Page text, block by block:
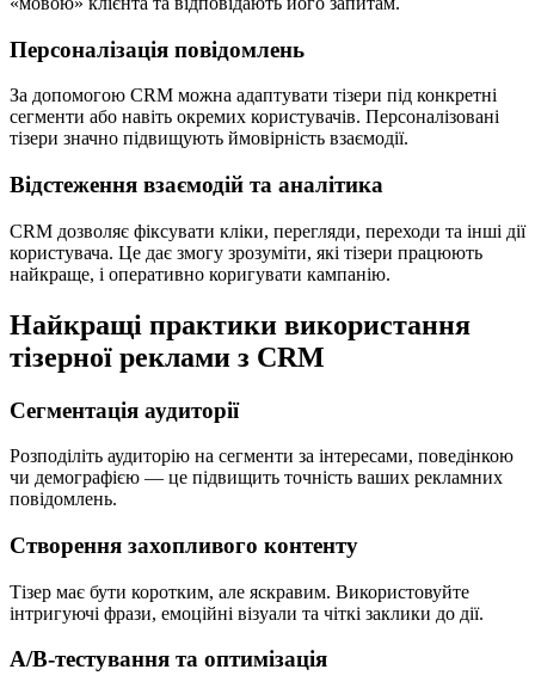
Персоналізація повідомлень
За допомогою CRM можна адаптувати тізери під конкретні
сегменти або навіть окремих користувачів. Персоналізовані
тізери значно підвищують ймовірність взаємодії.
Відстеження взаємодій та аналітика
CRM дозволяє фіксувати кліки, перегляди, переходи та інші дії
користувача. Це дає змогу зрозуміти, які тізери працюють
найкраще, і оперативно коригувати кампанію.
Найкращі практики використання
тізерної реклами з CRM
Сегментація аудиторії
Розподіліть аудиторію на сегменти за інтересами, поведінкою
чи демографією — це підвищить точність ваших рекламних
повідомлень.
Створення захопливого контенту
Тізер має бути коротким, але яскравим. Використовуйте
інтригуючі фрази, емоційні візуали та чіткі заклики до дії.
A/B-тестування та оптимізація